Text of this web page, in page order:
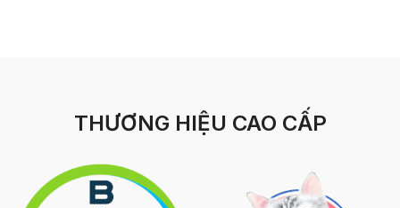
THƯƠNG HIỆU CAO CẤP